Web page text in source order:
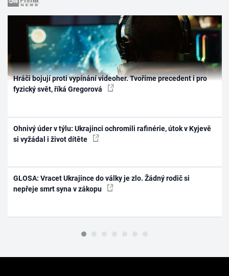
Hráči bojují proti vypínání videoher. Tvoříme precedent i pro
fyzický svět, říká Gregorová
Ohnivý úder v týlu: Ukrajinci ochromili rafinérie, útok v Kyjevě
si vyžádal i život dítěte
GLOSA: Vracet Ukrajince do války je zlo. Žádný rodič si
nepřeje smrt syna v zákopu